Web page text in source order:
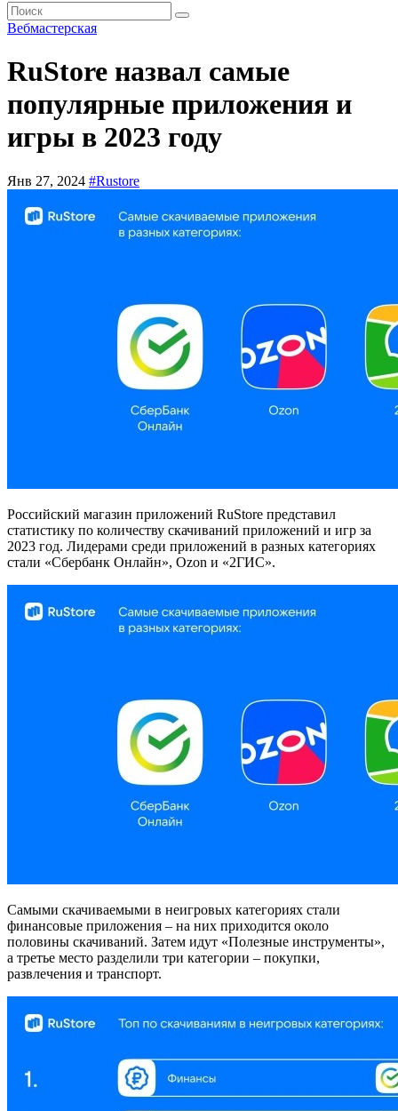
Вебмастерская
RuStore назвал самые
популярные приложения и
игры в 2023 году
Янв 27, 2024 #Rustore
Российский магазин приложений RuStore представил
статистику по количеству скачиваний приложений и игр за
2023 год. Лидерами среди приложений в разных категориях
стали «Сбербанк Онлайн», Ozon и «2ГИС».
Самыми скачиваемыми в неигровых категориях стали
финансовые приложения – на них приходится около
половины скачиваний. Затем идут «Полезные инструменты»,
а третье место разделили три категории – покупки,
развлечения и транспорт.